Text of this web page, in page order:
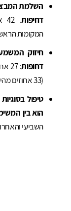
השלמת המבצע
דחיפות
.
המקומות הראשונים (47 אחוזים מהיהודים ו-
חיזוק
דחופות
:
(33 אחוזים מהיהודים ורק 2 אחוזים מהערבים).
טיפול
הוא בין
השביעי והאחרון (33 אחוזים מהיהודים ו-15 אחוזים